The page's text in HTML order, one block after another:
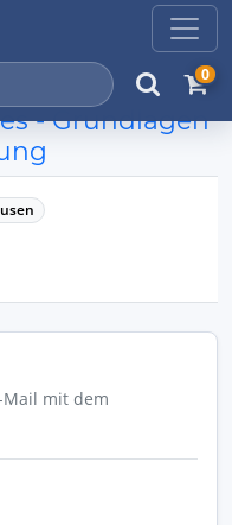
0
- Grundlagen
mit dem